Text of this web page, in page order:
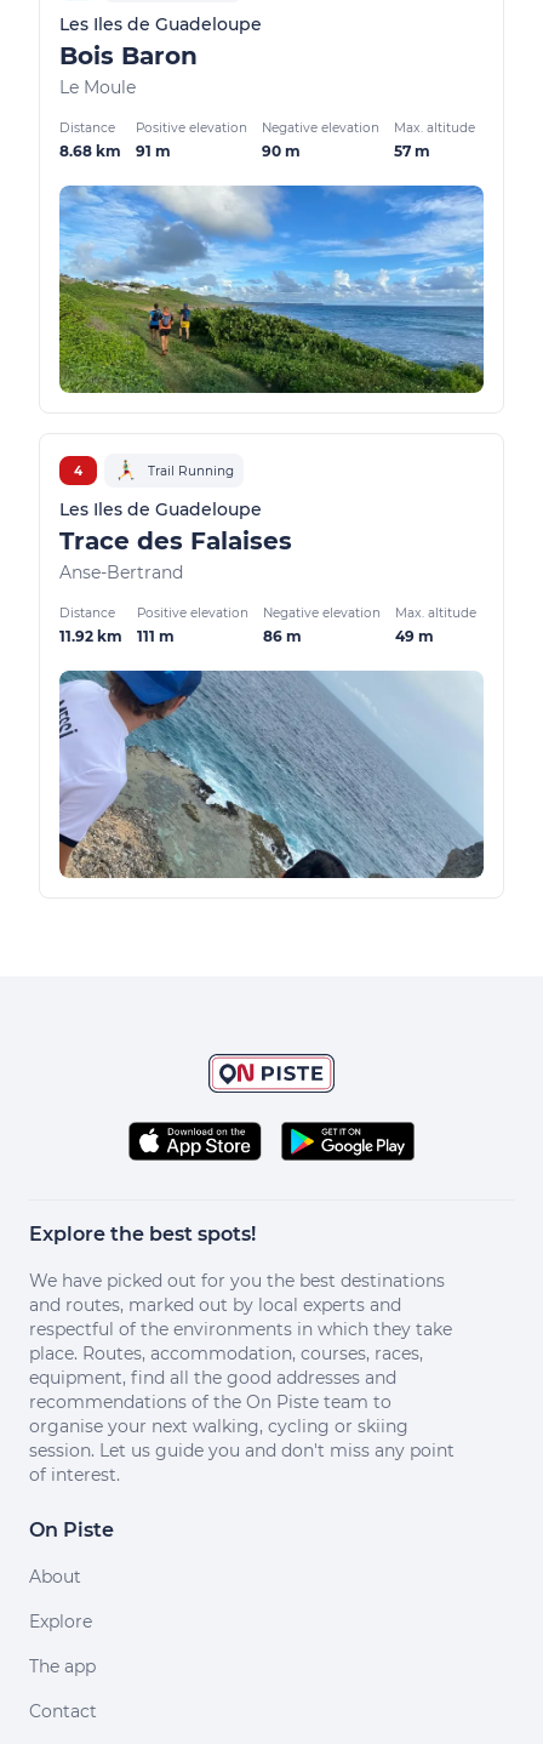
Les Iles de Guadeloupe
Bois Baron
Le Moule
Distance
8.68 km
Positive elevation
91 m
Negative elevation
90 m
Max. altitude
57 m
4 Trail Running
Les Iles de Guadeloupe
Trace des Falaises
Anse-Bertrand
Distance
11.92 km
Positive elevation
111 m
Negative elevation
86 m
Max. altitude
49 m
Explore the best spots!
We have picked out for you the best destinations
and routes, marked out by local experts and
respectful of the environments in which they take
place. Routes, accommodation, courses, races,
equipment, find all the good addresses and
recommendations of the On Piste team to
organise your next walking, cycling or skiing
session. Let us guide you and don't miss any point
of interest.
On Piste
About
Explore
The app
Contact